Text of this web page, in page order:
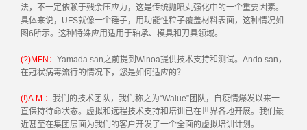
法，不一定依赖于残余压应力，这是传统抛喷丸强化中的一个重要因素。
具体来说，UFS就像一个锤子，用功能性粒子覆盖材料表面，这种情况如
图6所示。这种特殊应用适用于轴承、模具和刀具领域。
(?)MFN： Yamada san之前提到Winoa提供技术支持和测试。Ando san，
在冠状病毒流行的情况下，您是如何适应的？
(!)A.M.： 我们的技术团队，我们称之为“Walue”团队，自疫情爆发以来一
直保持待命状态。虚拟和远程技术支持和培训已在世界各地开展。我们最
近甚至在集团层面为我们的客户开发了一个全面的虚拟培训计划。